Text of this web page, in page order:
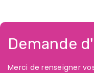
Demande
Merci de renseigner